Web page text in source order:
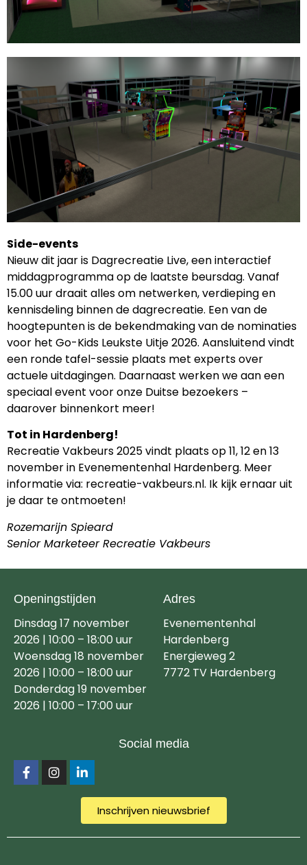
Side-events
Nieuw dit jaar is Dagrecreatie Live, een interactief
middagprogramma op de laatste beursdag. Vanaf
15.00 uur draait alles om netwerken, verdieping en
kennisdeling binnen de dagrecreatie. Een van de
hoogtepunten is de bekendmaking van de nominaties
voor het Go-Kids Leukste Uitje 2026. Aansluitend vindt
een ronde tafel-sessie plaats met experts over
actuele uitdagingen. Daarnaast werken we aan een
speciaal event voor onze Duitse bezoekers –
daarover binnenkort meer!
Tot in Hardenberg!
Recreatie Vakbeurs 2025 vindt plaats op 11, 12 en 13
november in Evenementenhal Hardenberg. Meer
informatie via: recreatie-vakbeurs.nl. Ik kijk ernaar uit
je daar te ontmoeten!
Rozemarijn Spieard
Senior Marketeer Recreatie Vakbeurs
Openingstijden
Dinsdag 17 november
2026 | 10:00 – 18:00 uur
Woensdag 18 november
2026 | 10:00 – 18:00 uur
Donderdag 19 november
2026 | 10:00 – 17:00 uur
Adres
Evenementenhal
Hardenberg
Energieweg 2
7772 TV Hardenberg
Social media
Inschrijven nieuwsbrief